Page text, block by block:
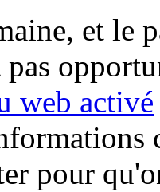
et le
pas
web activé
pour